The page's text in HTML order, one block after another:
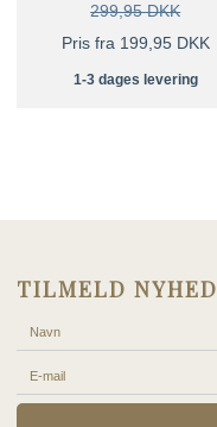
299,95 DKK
Pris fra 199,95 DKK
1-3 dages levering
TILMELD